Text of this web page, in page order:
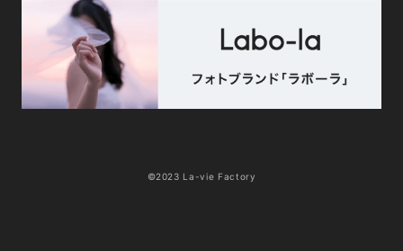
©2023 La-vie Factory